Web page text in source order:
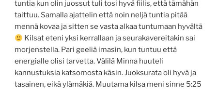
tuntia kun olin juossut tuli tosi hyvä fiilis, että tämähän
taittuu. Samalla ajattelin että noin neljä tuntia pitää
mennä kovaa ja sitten se vasta alkaa tuntumaan hyvältä
Kilsat eteni yksi kerrallaan ja seurakavereitakin sai
morjenstella. Pari geeliä imasin, kun tuntuu että
energialle olisi tarvetta. Välilä Minna huuteli
kannustuksia katsomosta käsin. Juoksurata oli hyvä ja
tasainen, eikä ylämäkiä. Muutama kilsa meni sinne 5:25